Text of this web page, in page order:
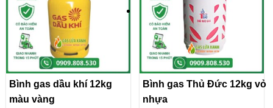
Bình gas dầu khí 12kg
màu vàng
Bình gas Thủ Đức 12kg vỏ
nhựa